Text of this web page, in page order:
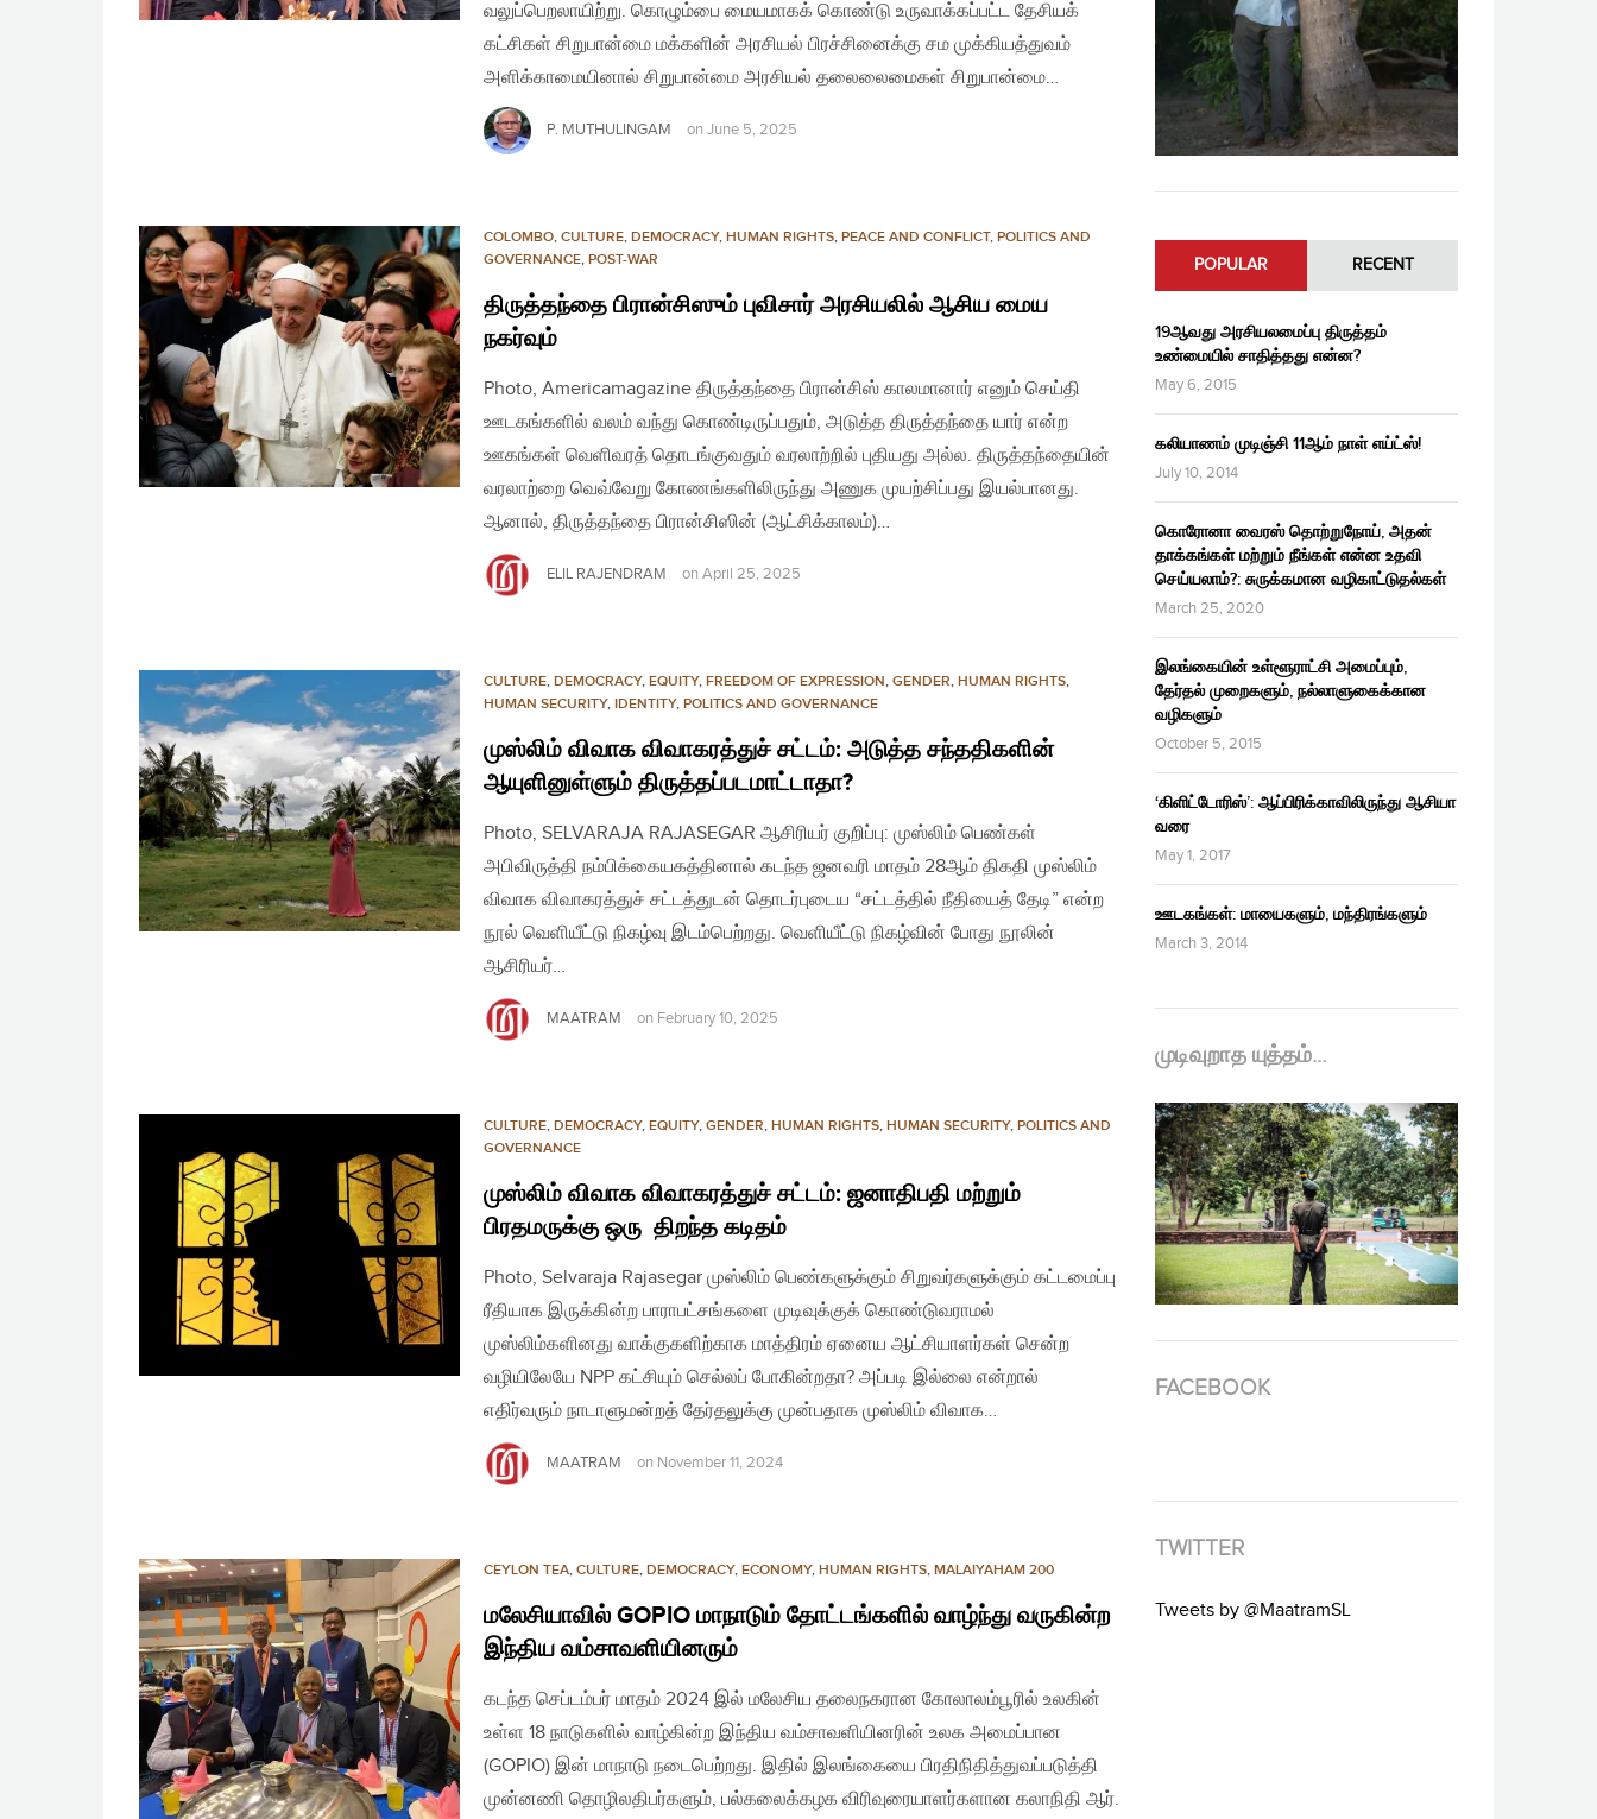
வலுப்பெறலாயிற்று. கொழும்பை மையமாகக் கொண்டு உருவாக்கப்பட்ட தேசியக்
கட்சிகள் சிறுபான்மை மக்களின் அரசியல் பிரச்சினைக்கு சம முக்கியத்துவம்
அளிக்காமையினால் சிறுபான்மை அரசியல் தலைலைமைகள் சிறுபான்மை…
P. MUTHULINGAM on June 5, 2025
COLOMBO, CULTURE, DEMOCRACY, HUMAN RIGHTS, PEACE AND CONFLICT, POLITICS AND
GOVERNANCE, POST-WAR
திருத்தந்தை பிரான்சிஸும் புவிசார் அரசியலில் ஆசிய மைய
நகர்வும்
Photo, Americamagazine திருத்தந்தை பிரான்சிஸ் காலமானார் எனும் செய்தி
ஊடகங்களில் வலம் வந்து கொண்டிருப்பதும், அடுத்த திருத்தந்தை யார் என்ற
ஊகங்கள் வெளிவரத் தொடங்குவதும் வரலாற்றில் புதியது அல்ல. திருத்தந்தையின்
வரலாற்றை வெவ்வேறு கோணங்களிலிருந்து அணுக முயற்சிப்பது இயல்பானது.
ஆனால், திருத்தந்தை பிரான்சிஸின் (ஆட்சிக்காலம்)…
ELIL RAJENDRAM on April 25, 2025
CULTURE, DEMOCRACY, EQUITY, FREEDOM OF EXPRESSION, GENDER, HUMAN RIGHTS,
HUMAN SECURITY, IDENTITY, POLITICS AND GOVERNANCE
முஸ்லிம் விவாக விவாகரத்துச் சட்டம்: அடுத்த சந்ததிகளின்
ஆயுளினுள்ளும் திருத்தப்படமாட்டாதா?
Photo, SELVARAJA RAJASEGAR ஆசிரியர் குறிப்பு: முஸ்லிம் பெண்கள்
அபிவிருத்தி நம்பிக்கையகத்தினால் கடந்த ஜனவரி மாதம் 28ஆம் திகதி முஸ்லிம்
விவாக விவாகரத்துச் சட்டத்துடன் தொடர்புடைய “சட்டத்தில் நீதியைத் தேடி” என்ற
நூல் வெளியீட்டு நிகழ்வு இடம்பெற்றது. வெளியீட்டு நிகழ்வின் போது நூலின்
ஆசிரியர்…
MAATRAM on February 10, 2025
CULTURE, DEMOCRACY, EQUITY, GENDER, HUMAN RIGHTS, HUMAN SECURITY, POLITICS AND
GOVERNANCE
முஸ்லிம் விவாக விவாகரத்துச் சட்டம்: ஜனாதிபதி மற்றும்
பிரதமருக்கு ஒரு திறந்த கடிதம்
Photo, Selvaraja Rajasegar முஸ்லிம் பெண்களுக்கும் சிறுவர்களுக்கும் கட்டமைப்பு
ரீதியாக இருக்கின்ற பாராபட்சங்களை முடிவுக்குக் கொண்டுவராமல்
முஸ்லிம்களினது வாக்குகளிற்காக மாத்திரம் ஏனைய ஆட்சியாளர்கள் சென்ற
வழியிலேயே NPP கட்சியும் செல்லப் போகின்றதா? அப்படி இல்லை என்றால்
எதிர்வரும் நாடாளுமன்றத் தேர்தலுக்கு முன்பதாக முஸ்லிம் விவாக…
MAATRAM on November 11, 2024
CEYLON TEA, CULTURE, DEMOCRACY, ECONOMY, HUMAN RIGHTS, MALAIYAHAM 200
மலேசியாவில் GOPIO மாநாடும் தோட்டங்களில் வாழ்ந்து வருகின்ற
இந்திய வம்சாவளியினரும்
கடந்த செப்டம்பர் மாதம் 2024 இல் மலேசிய தலைநகரான கோலாலம்பூரில் உலகின்
உள்ள 18 நாடுகளில் வாழ்கின்ற இந்திய வம்சாவளியினரின் உலக அமைப்பான
(GOPIO) இன் மாநாடு நடைபெற்றது. இதில் இலங்கையை பிரதிநிதித்துவப்படுத்தி
முன்னணி தொழிலதிபர்களும், பல்கலைக்கழக விரிவுரையாளர்களான கலாநிதி ஆர்.
POPULAR RECENT
19ஆவது அரசியலமைப்பு திருத்தம்
உண்மையில் சாதித்தது என்ன?
May 6, 2015
கலியாணம் முடிஞ்சி 11ஆம் நாள் எய்ட்ஸ்!
July 10, 2014
கொரோனா வைரஸ் தொற்றுநோய், அதன்
தாக்கங்கள் மற்றும் நீங்கள் என்ன உதவி
செய்யலாம்?: சுருக்கமான வழிகாட்டுதல்கள்
March 25, 2020
இலங்கையின் உள்ளூராட்சி அமைப்பும்,
தேர்தல் முறைகளும், நல்லாளுகைக்கான
வழிகளும்
October 5, 2015
‘கிளிட்டோரிஸ்’: ஆப்பிரிக்காவிலிருந்து ஆசியா
வரை
May 1, 2017
ஊடகங்கள்: மாயைகளும், மந்திரங்களும்
March 3, 2014
முடிவுறாத யுத்தம்…
FACEBOOK
TWITTER
Tweets by @MaatramSL